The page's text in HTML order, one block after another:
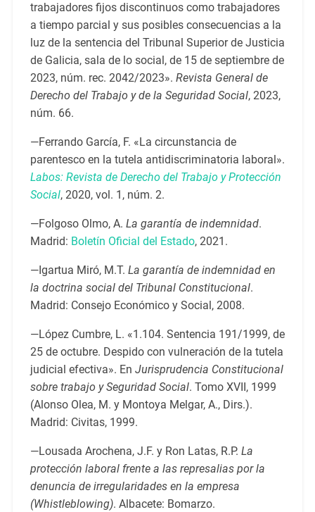
trabajadores fijos discontinuos como trabajadores
a tiempo parcial y sus posibles consecuencias a la
luz de la sentencia del Tribunal Superior de Justicia
de Galicia, sala de lo social, de 15 de septiembre de
2023, núm. rec. 2042/2023». Revista General de
Derecho del Trabajo y de la Seguridad Social, 2023,
núm. 66.
—Ferrando García, F. «La circunstancia de
parentesco en la tutela antidiscriminatoria laboral».
Labos: Revista de Derecho del Trabajo y Protección
Social, 2020, vol. 1, núm. 2.
—Folgoso Olmo, A. La garantía de indemnidad.
Madrid: Boletín Oficial del Estado, 2021.
—Igartua Miró, M.T. La garantía de indemnidad en
la doctrina social del Tribunal Constitucional.
Madrid: Consejo Económico y Social, 2008.
—López Cumbre, L. «1.104. Sentencia 191/1999, de
25 de octubre. Despido con vulneración de la tutela
judicial efectiva». En Jurisprudencia Constitucional
sobre trabajo y Seguridad Social. Tomo XVII, 1999
(Alonso Olea, M. y Montoya Melgar, A., Dirs.).
Madrid: Civitas, 1999.
—Lousada Arochena, J.F. y Ron Latas, R.P. La
protección laboral frente a las represalias por la
denuncia de irregularidades en la empresa
(Whistleblowing). Albacete: Bomarzo.